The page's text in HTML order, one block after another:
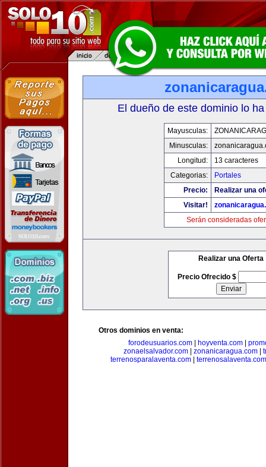
El dueño de este dominio lo
Mayusculas:
Minusculas:
Longitud:
13 caracteres
Categorias:
Portales
Precio:
Realizar una
Visitar!
Serán consideradas
Realizar una Oferta
Precio Ofrecido $
Otros dominios en venta:
forodeusuarios.com
hoyventa.com
zonaelsalvador.com| zonanicaragua.com|
terrenosparalaventa.com
terrenosalaventa.com